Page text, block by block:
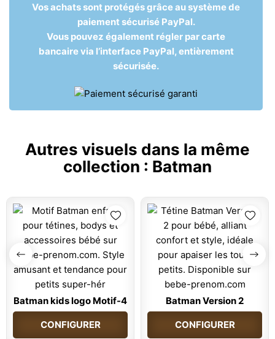
Vos achats sont protégés grâce au système de
paiement sécurisé PayPal.
Vous pouvez également régler par carte
bancaire via l’interface PayPal, entièrement
sécurisée.
Autres visuels dans la même
collection : Batman
Batman kids logo Motif-4
CONFIGURER
Batman Version 2
CONFIGURER